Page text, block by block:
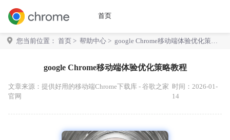
首页
您当前位置： 首页 > 帮助中心 > google Chrome移动端体验优化策略
google Chrome移动端体验优化策略教程
文章来源： 提供好用的移动端Chrome下载库 - 谷歌之家
官网
时间：2026-01-
14